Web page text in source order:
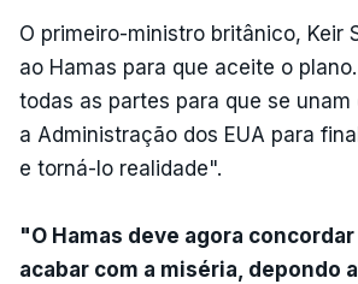
O primeiro-ministro britânico, Keir
ao Hamas para que aceite o
todas as partes para que se
a Administração dos EUA para
e torná-lo realidade".
"O Hamas deve agora
acabar com a miséria, depondo